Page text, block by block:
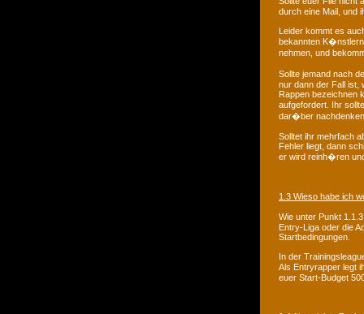
durch eine Mail, und
Leider kommt es
bekannten K�nstlern
nehmen, und
Sollte jemand nach
nur dann der Fall ist,
Rappen bezeichnen
aufgefordert. Ihr
dar�ber
Solltet ihr mehrfach
Fehler liegt, dann
er wird reinh�ren
1.3 Wieso habe ich
Wie unter Punkt
Entry-Liga oder die
Startbedingungen.
In der
Als Entryrapper legt
euer Start-Budget